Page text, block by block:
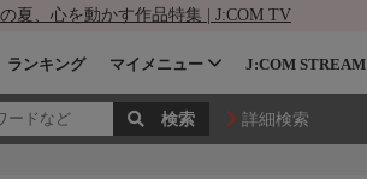
夏、心を動かす作品特集 | J:COM TV
ランキング マイメニュー J:COM STREAM
詳細検索